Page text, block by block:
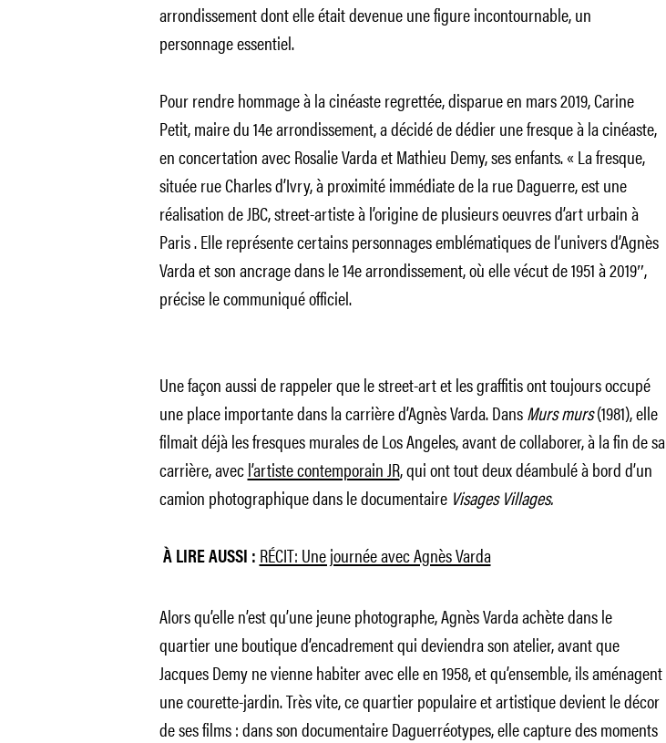
arrondissement dont elle était devenue une figure incontournable, un
personnage essentiel.
Pour rendre hommage à la cinéaste regrettée, disparue en mars 2019, Carine
Petit, maire du 14e arrondissement, a décidé de dédier une fresque à la cinéaste,
en concertation avec Rosalie Varda et Mathieu Demy, ses enfants.« La fresque,
située rue Charles d’Ivry, à proximité immédiate de la rue Daguerre, est une
réalisation de JBC, street-artiste à l’origine de plusieurs oeuvres d’art urbain à
Paris. Elle représente certains personnages emblématiques de l’univers d’Agnès
Varda et son ancrage dans le 14e arrondissement, où elle vécut de 1951 à 2019″,
précise le communiqué officiel.
Une façon aussi de rappeler que le street-art et les graffitis ont toujours occupé
une place importante dans la carrière d’Agnès Varda. DansMurs murs(1981), elle
filmait déjà les fresques murales de Los Angeles, avant de collaborer, à la fin de sa
carrière, avecl’artiste contemporain JR, qui ont tout deux déambulé à bord d’un
camion photographique dans le documentaire Visages Villages.
À LIRE AUSSI : RÉCIT: Une journée avec Agnès Varda
Alors qu’elle n’est qu’une jeune photographe, Agnès Varda achète dans le
quartier une boutique d’encadrement qui deviendra son atelier, avant que
Jacques Demy ne vienne habiter avec elle en 1958, et qu’ensemble, ils aménagent
une courette-jardin. Très vite, ce quartier populaire et artistique devient le décor
de ses films : dans son documentaireDaguerréotypes,elle capture des moments